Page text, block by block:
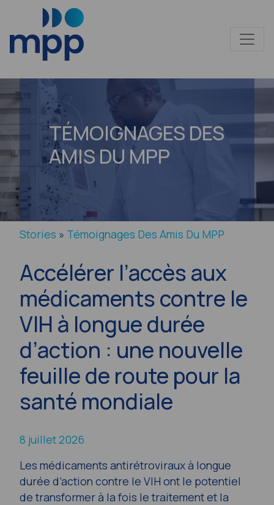
TÉMOIGNAGES DES
AMIS DU MPP
Stories » Témoignages Des Amis Du MPP
Accélérer l’accès aux
médicaments contre le
VIH à longue durée
d’action : une nouvelle
feuille de route pour la
santé mondiale
8 juillet 2026
Les médicaments antirétroviraux à longue
durée d’action contre le VIH ont le potentiel
de transformer à la fois le traitement et la